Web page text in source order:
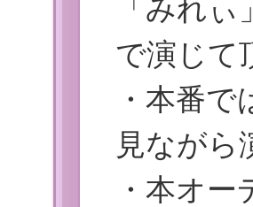
「みれ
で演じて
・本番
見ながら
・本オ